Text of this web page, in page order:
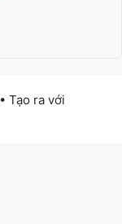
• Tạo ra với